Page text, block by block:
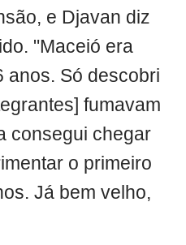
e Djavan diz
"Maceió era
anos. Só descobri
fumavam
consegui chegar
o primeiro
Já bem velho,